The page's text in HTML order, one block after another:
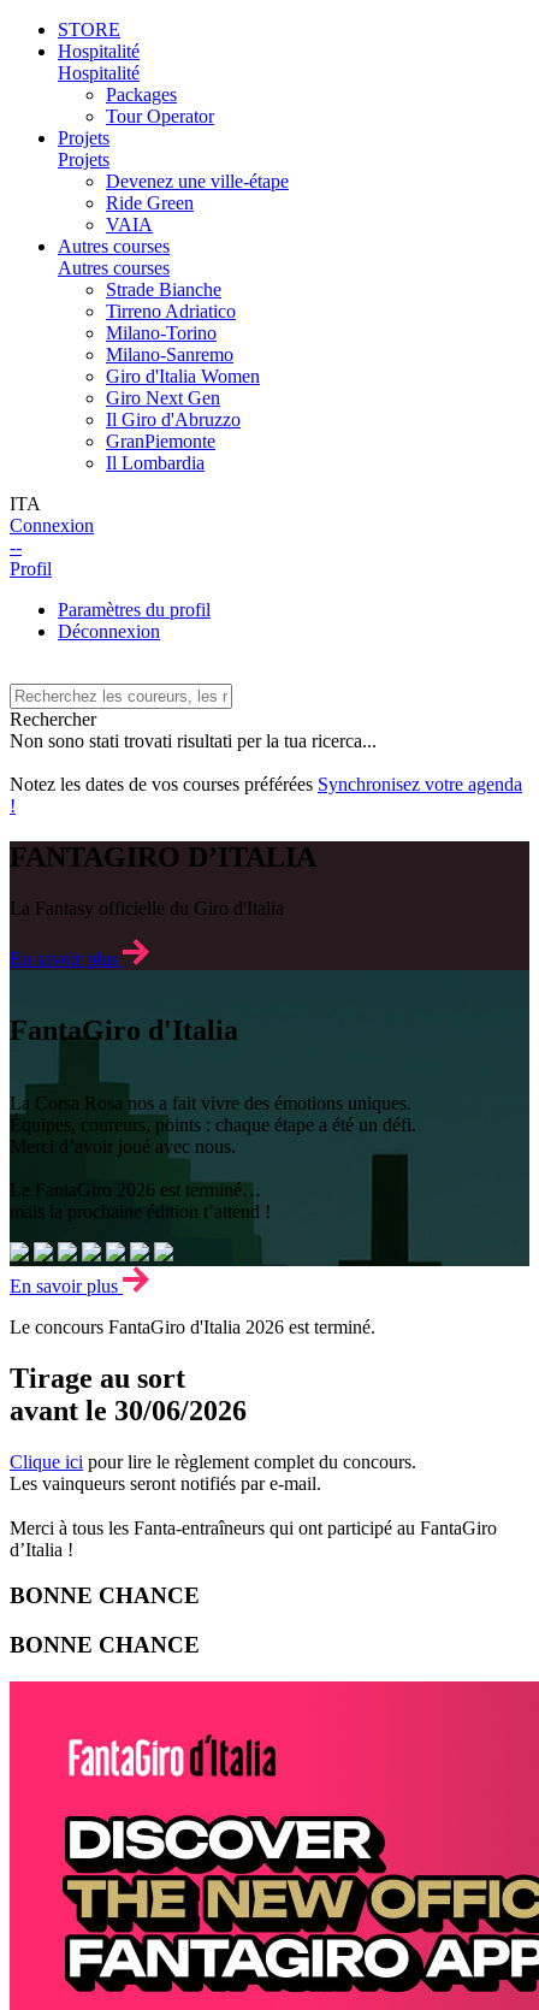
STORE
Hospitalité
Hospitalité
Packages
Tour Operator
Projets
Projets
Devenez une ville-étape
Ride Green
VAIA
Autres courses
Autres courses
Strade Bianche
Tirreno Adriatico
Milano-Torino
Milano-Sanremo
Giro d'Italia Women
Giro Next Gen
Il Giro d'Abruzzo
GranPiemonte
Il Lombardia
ITA
Connexion
--
Profil
Paramètres du profil
Déconnexion
Rechercher
Non sono stati trovati risultati per la tua ricerca...
Notez les dates de vos courses préférées Synchronisez votre agenda
!
FANTAGIRO D’ITALIA
La Fantasy officielle du Giro d'Italia
En savoir plus
FantaGiro d'Italia
La Corsa Rosa nos a fait vivre des émotions uniques.
Équipes, coureurs, points : chaque étape a été un défi.
Merci d’avoir joué avec nous.
Le FantaGiro 2026 est terminé…
mais la prochaine édition t’attend !
En savoir plus
Le concours FantaGiro d'Italia 2026 est terminé.
Tirage au sort
avant le 30/06/2026
Clique ici pour lire le règlement complet du concours.
Les vainqueurs seront notifiés par e-mail.
Merci à tous les Fanta-entraîneurs qui ont participé au FantaGiro
d’Italia !
BONNE CHANCE
BONNE CHANCE